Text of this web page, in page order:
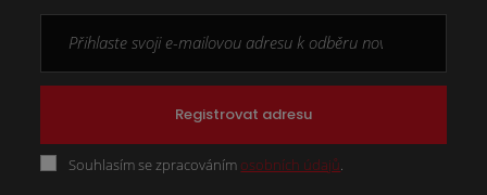
Registrovat adresu
Souhlasím se zpracováním osobních údajů